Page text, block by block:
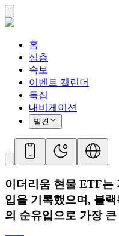
홈
심층
속보
이벤트 캘린더
특집
내비게이션
발견
이더리움 현물 ETF는
입을 기록했으며, 블
의 순유입으로 가장